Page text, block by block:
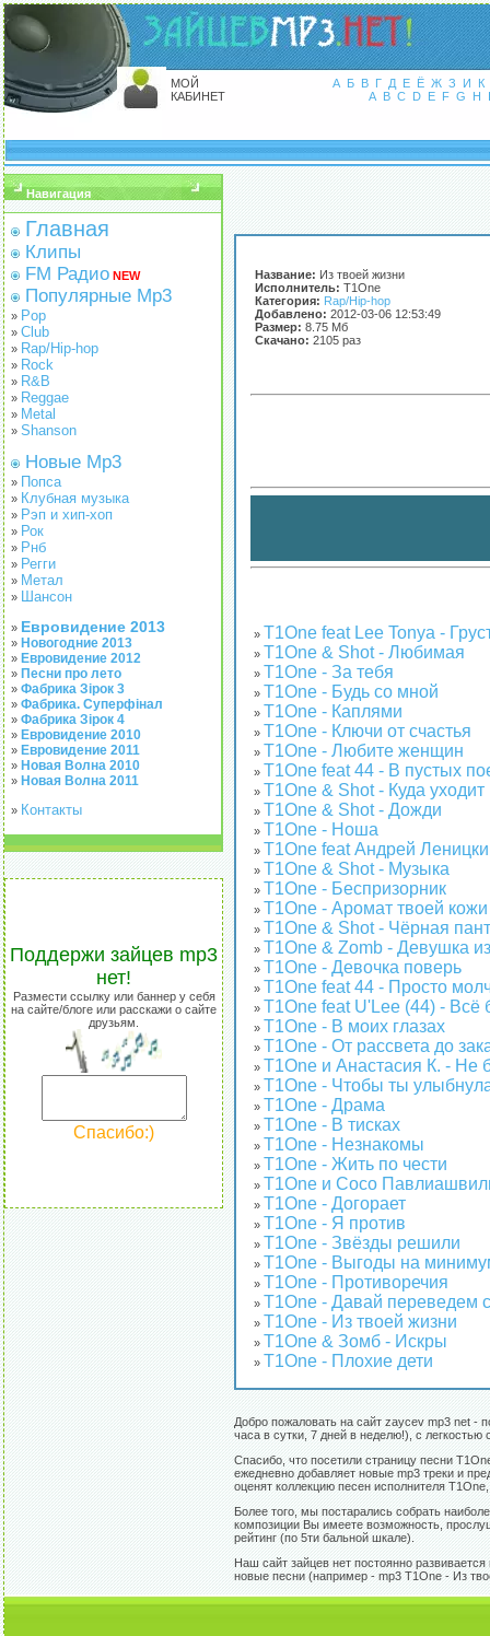
МОЙ
КАБИНЕТ
А Б В Г Д Е Ё Ж З И
К
A B C D E F G H I
Навигация
Главная
Клипы
FM Радио NEW
Популярные Mp3
» Pop
» Club
» Rap/Hip-hop
» Rock
» R&B
» Reggae
» Metal
» Shanson
Новые Mp3
» Попса
» Клубная музыка
» Рэп и хип-хоп
» Рок
» Рнб
» Регги
» Метал
» Шансон
» Евровидение 2013
» Новогодние 2013
» Евровидение 2012
» Песни про лето
» Фабрика Зірок 3
» Фабрика. Суперфінал
» Фабрика Зірок 4
» Евровидение 2010
» Евровидение 2011
» Новая Волна 2010
» Новая Волна 2011
» Контакты
Поддержи зайцев mp3
нет!
Размести ссылку или баннер у себя
на сайте/блоге или расскажи о сайте
друзьям.
Спасибо:)
Название: Из твоей жизни
Исполнитель: T1One
Категория: Rap/Hip-hop
Добавлено: 2012-03-06 12:53:49
Размер: 8.75 Мб
Скачано: 2105 раз
» T1One feat Lee Tonya -
» T1One & Shot - Любимая
» T1One - За тебя
» T1One - Будь со мной
» T1One - Каплями
» T1One - Ключи от счастья
» T1One - Любите женщин
» T1One feat 44 - В пустых
» T1One & Shot - Куда
» T1One & Shot - Дожди
» T1One - Ноша
» T1One feat Андрей
» T1One & Shot - Музыка
» T1One - Беспризорник
» T1One - Аромат твоей кожи
» T1One & Shot - Чёрная
» T1One & Zomb - Девушка
» T1One - Девочка поверь
» T1One feat 44 - Просто
» T1One feat U'Lee (44) - Всё
» T1One - В моих глазах
» T1One - От рассвета до
» T1One и Анастасия К. - Не
» T1One - Чтобы ты
» T1One - Драма
» T1One - В тисках
» T1One - Незнакомы
» T1One - Жить по чести
» T1One и Сосо
» T1One - Догорает
» T1One - Я против
» T1One - Звёзды решили
» T1One - Выгоды на
» T1One - Противоречия
» T1One - Давай переведем
» T1One - Из твоей жизни
» T1One & Зомб - Искры
» T1One - Плохие дети
Добро пожаловать на сайт zaycev mp3 net -
часа в сутки, 7 дней в неделю!), с
Спасибо, что посетили страницу песни
ежедневно добавляет новые mp3 треки и
оценят коллекцию песен исполнителя
Более того, мы постарались собрать
композиции Вы имеете возможность,
рейтинг (по 5ти бальной шкале).
Наш сайт зайцев нет постоянно
новые песни (например - mp3 T1One - Из